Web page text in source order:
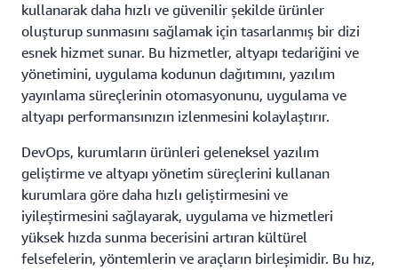
kullanarak daha hızlı ve güvenilir şekilde ürünler
oluşturup sunmasını sağlamak için tasarlanmış bir dizi
esnek hizmet sunar. Bu hizmetler, altyapı tedariğini ve
yönetimini, uygulama kodunun dağıtımını, yazılım
yayınlama süreçlerinin otomasyonunu, uygulama ve
altyapı performansınızın izlenmesini kolaylaştırır.
DevOps, kurumların ürünleri geleneksel yazılım
geliştirme ve altyapı yönetim süreçlerini kullanan
kurumlara göre daha hızlı geliştirmesini ve
iyileştirmesini sağlayarak, uygulama ve hizmetleri
yüksek hızda sunma becerisini artıran kültürel
felsefelerin, yöntemlerin ve araçların birleşimidir. Bu hız,